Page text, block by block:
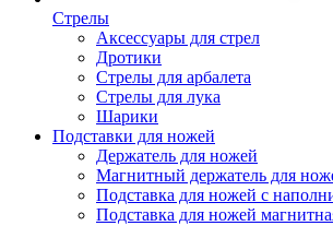
Стрелы
Аксессуары для стрел
Дротики
Стрелы для арбалета
Стрелы для лука
Шарики
Подставки для ножей
Держатель для ножей
Магнитный держатель для
Подставка для ножей с
Подставка для ножей